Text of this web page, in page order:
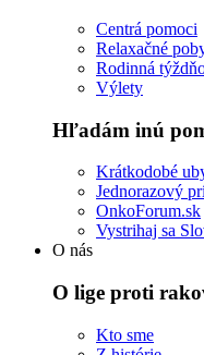
Centrá pomoci
Relaxačné
Rodinná
Výlety
Hľadám inú
Krátkodobé
Jednorazový
OnkoForum.sk
Vystrihaj sa
O nás
O lige proti
Kto sme